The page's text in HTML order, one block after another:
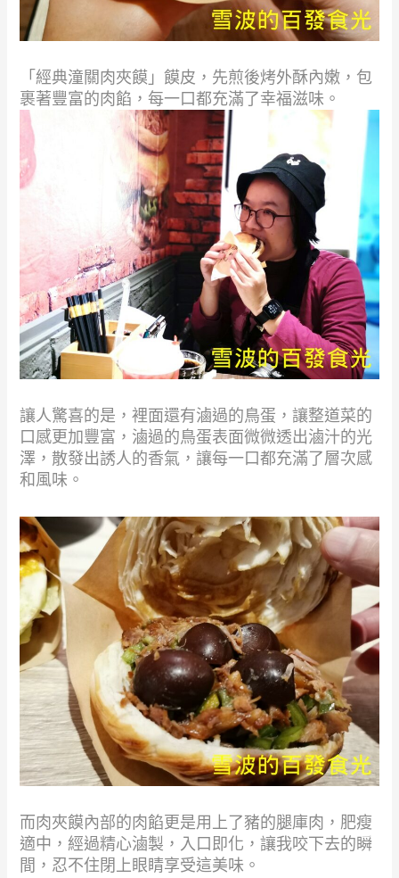
「經典潼關肉夾饃」饃皮，先煎後烤外酥內嫩，包
裹著豐富的肉餡，每一口都充滿了幸福滋味。
讓人驚喜的是，裡面還有滷過的鳥蛋，讓整道菜的
口感更加豐富，滷過的鳥蛋表面微微透出滷汁的光
澤，散發出誘人的香氣，讓每一口都充滿了層次感
和風味。
而肉夾饃內部的肉餡更是用上了豬的腿庫肉，肥瘦
適中，經過精心滷製，入口即化，讓我咬下去的瞬
間，忍不住閉上眼睛享受這美味。